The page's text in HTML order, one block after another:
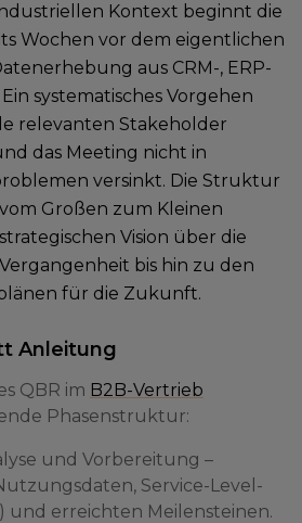
Kontext beginnt die
Wochen vor dem eigentlichen
aus CRM-, ERP-
systematisches Vorgehen
relevanten Stakeholder
das Meeting nicht in
versinkt. Die Struktur
Großen zum Kleinen
Vision über die
bis hin zu den
für die Zukunft.
Anleitung
QBR im B2B-Vertrieb
Phasenstruktur:
und Vorbereitung –
Service-Level-
und erreichten Meilensteinen.